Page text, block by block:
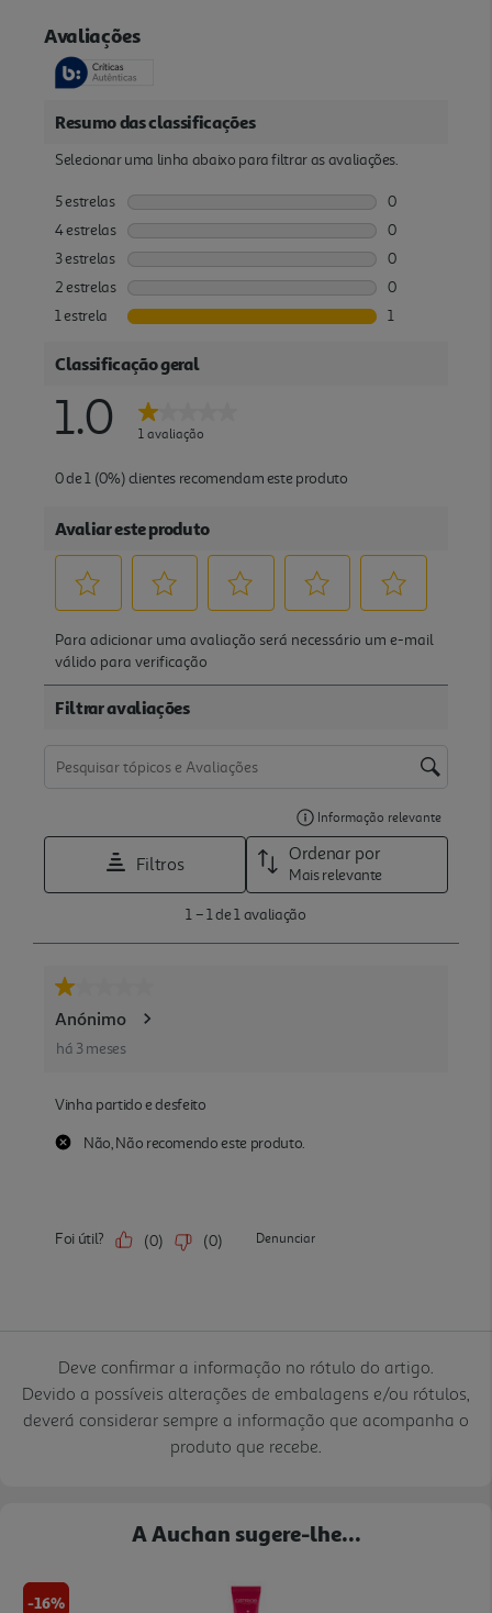
Deve confirmar a informação no rótulo do artigo.
Devido a possíveis alterações de embalagens e/ou rótulos,
deverá considerar sempre a informação que acompanha o
produto que recebe.
A Auchan sugere-lhe...
-16%